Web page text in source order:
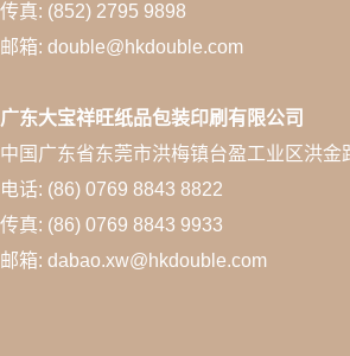
传真: (852) 2795 9898
邮箱: double@hkdouble.com
广东大宝祥旺纸品包装印刷有限公司
中国广东省东莞市洪梅镇台盈工业区洪金
电话: (86) 0769 8843 8822
传真: (86) 0769 8843 9933
邮箱: dabao.xw@hkdouble.com